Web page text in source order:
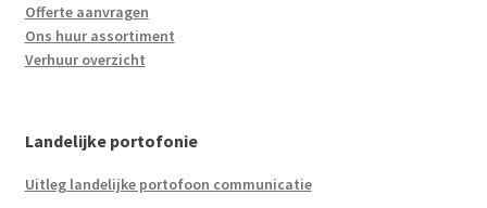
Offerte aanvragen
Ons huur assortiment
Verhuur overzicht
Landelijke portofonie
Uitleg landelijke portofoon communicatie